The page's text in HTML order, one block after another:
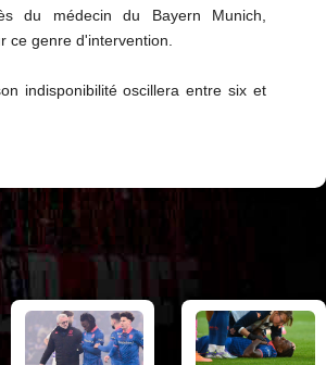
du médecin du Bayern Munich,
ce genre d'intervention.
indisponibilité oscillera entre six et